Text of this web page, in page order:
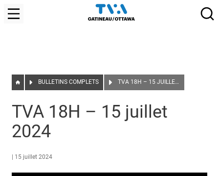
BULLETINS COMPLETS TVA 18H – 15 JUILLET 2024
TVA 18H – 15 juillet
2024
15 juillet 2024